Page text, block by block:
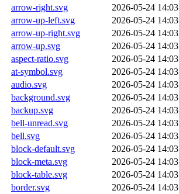
arrow-right.svg
2026-05-24 14:03
arrow-up-left.svg
2026-05-24 14:03
arrow-up-right.svg
2026-05-24 14:03
arrow-up.svg
2026-05-24 14:03
aspect-ratio.svg
2026-05-24 14:03
at-symbol.svg
2026-05-24 14:03
audio.svg
2026-05-24 14:03
background.svg
2026-05-24 14:03
backup.svg
2026-05-24 14:03
bell-unread.svg
2026-05-24 14:03
bell.svg
2026-05-24 14:03
block-default.svg
2026-05-24 14:03
block-meta.svg
2026-05-24 14:03
block-table.svg
2026-05-24 14:03
border.svg
2026-05-24 14:03